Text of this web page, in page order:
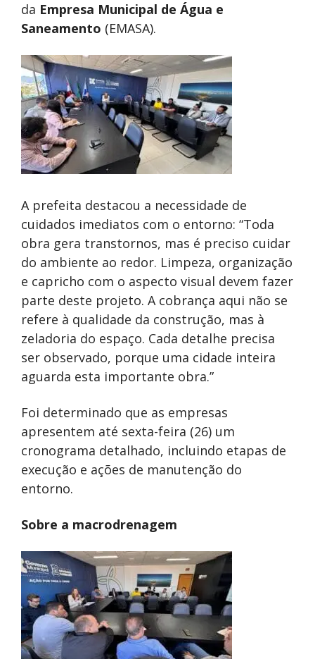
da Empresa Municipal de Água e
Saneamento (EMASA).
A prefeita destacou a necessidade de
cuidados imediatos com o entorno: “Toda
obra gera transtornos, mas é preciso cuidar
do ambiente ao redor. Limpeza, organização
e capricho com o aspecto visual devem fazer
parte deste projeto. A cobrança aqui não se
refere à qualidade da construção, mas à
zeladoria do espaço. Cada detalhe precisa
ser observado, porque uma cidade inteira
aguarda esta importante obra.”
Foi determinado que as empresas
apresentem até sexta-feira (26) um
cronograma detalhado, incluindo etapas de
execução e ações de manutenção do
entorno.
Sobre a macrodrenagem